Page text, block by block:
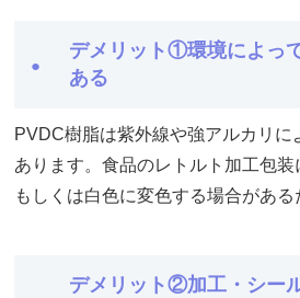
デメリット①環境によっ
ある
PVDC樹脂は紫外線や強アルカリに
あります。食品のレトルト加工包
もしくは白色に変色する場合がある
デメリット②加工・シー